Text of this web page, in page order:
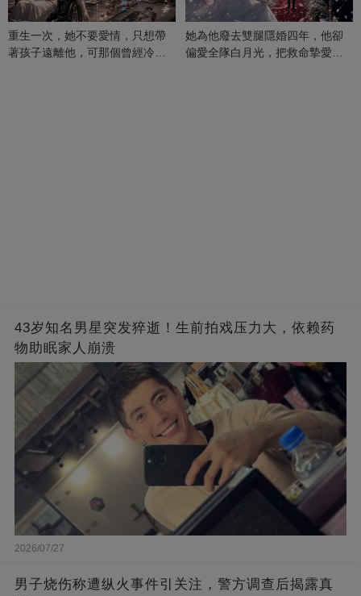
重生一次，她不要愛情，只想帶
著孩子遠離他，可那個曾經冷漠
她為他廢去雙腿隱婚四年，他卻
偏愛全隊白月光，把救命摯愛當
43岁知名男星突发猝逝！生前拍戏压力大，依赖药
物助眠家人崩溃
2026/07/27
男子烧伤称遭纵火事件引关注，警方调查后揭露真